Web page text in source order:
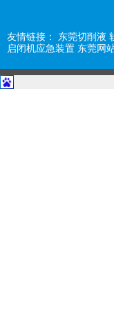
友情链接： 东莞切削液
启闭机应急装置 东莞网